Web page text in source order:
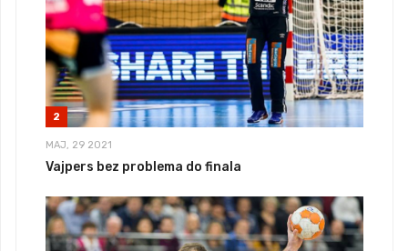
2
MAJ, 29 2021
Vajpers bez problema do finala